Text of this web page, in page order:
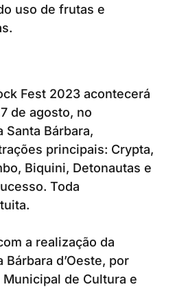
uso de frutas e
Fest 2023 acontecerá
de agosto, no
Santa Bárbara,
principais: Crypta,
Biquini, Detonautas e
Toda
a realização da
d’Oeste, por
de Cultura e